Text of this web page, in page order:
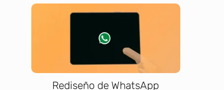
Rediseño de WhatsApp